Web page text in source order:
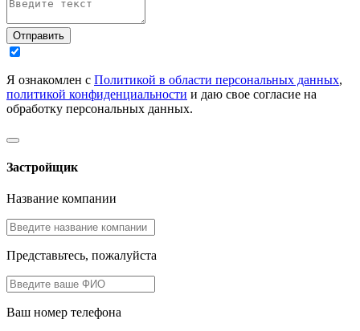
Отправить
Я ознакомлен с Политикой в области персональных данных,
политикой конфиденциальности и даю свое согласие на
обработку персональных данных.
Застройщик
Название компании
Представьтесь, пожалуйста
Ваш номер телефона